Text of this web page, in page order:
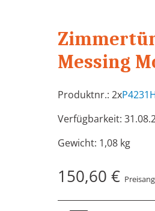
Messing
Produktnr.: 2x
Verfügbarkeit:
Gewicht: 1,08 kg
150,60 €